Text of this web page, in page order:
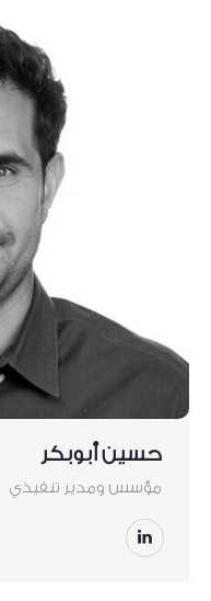
حسين أبوبكر
مؤسس ومدير تنفيذي